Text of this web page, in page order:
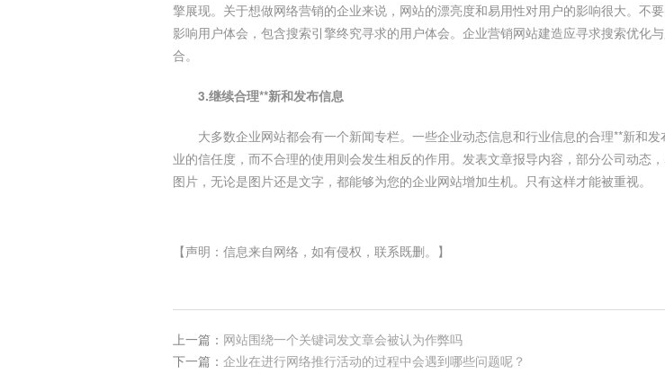
擎展现。关于想做网络营销的企业来说，网站的漂亮度和易用性对用户的影响很大。不
影响用户体会，包含搜索引擎终究寻求的用户体会。企业营销网站建造应寻求搜索优化
合。
3.继续合理**新和发布信息
大多数企业网站都会有一个新闻专栏。一些企业动态信息和行业信息的合理**新和发
业的信任度，而不合理的使用则会发生相反的作用。发表文章报导内容，部分公司动态
图片，无论是图片还是文字，都能够为您的企业网站增加生机。只有这样才能被重视。
【声明：信息来自网络，如有侵权，联系既删。】
上一篇： 网站围绕一个关键词发文章会被认为作弊吗
下一篇： 企业在进行网络推行活动的过程中会遇到哪些问题呢？